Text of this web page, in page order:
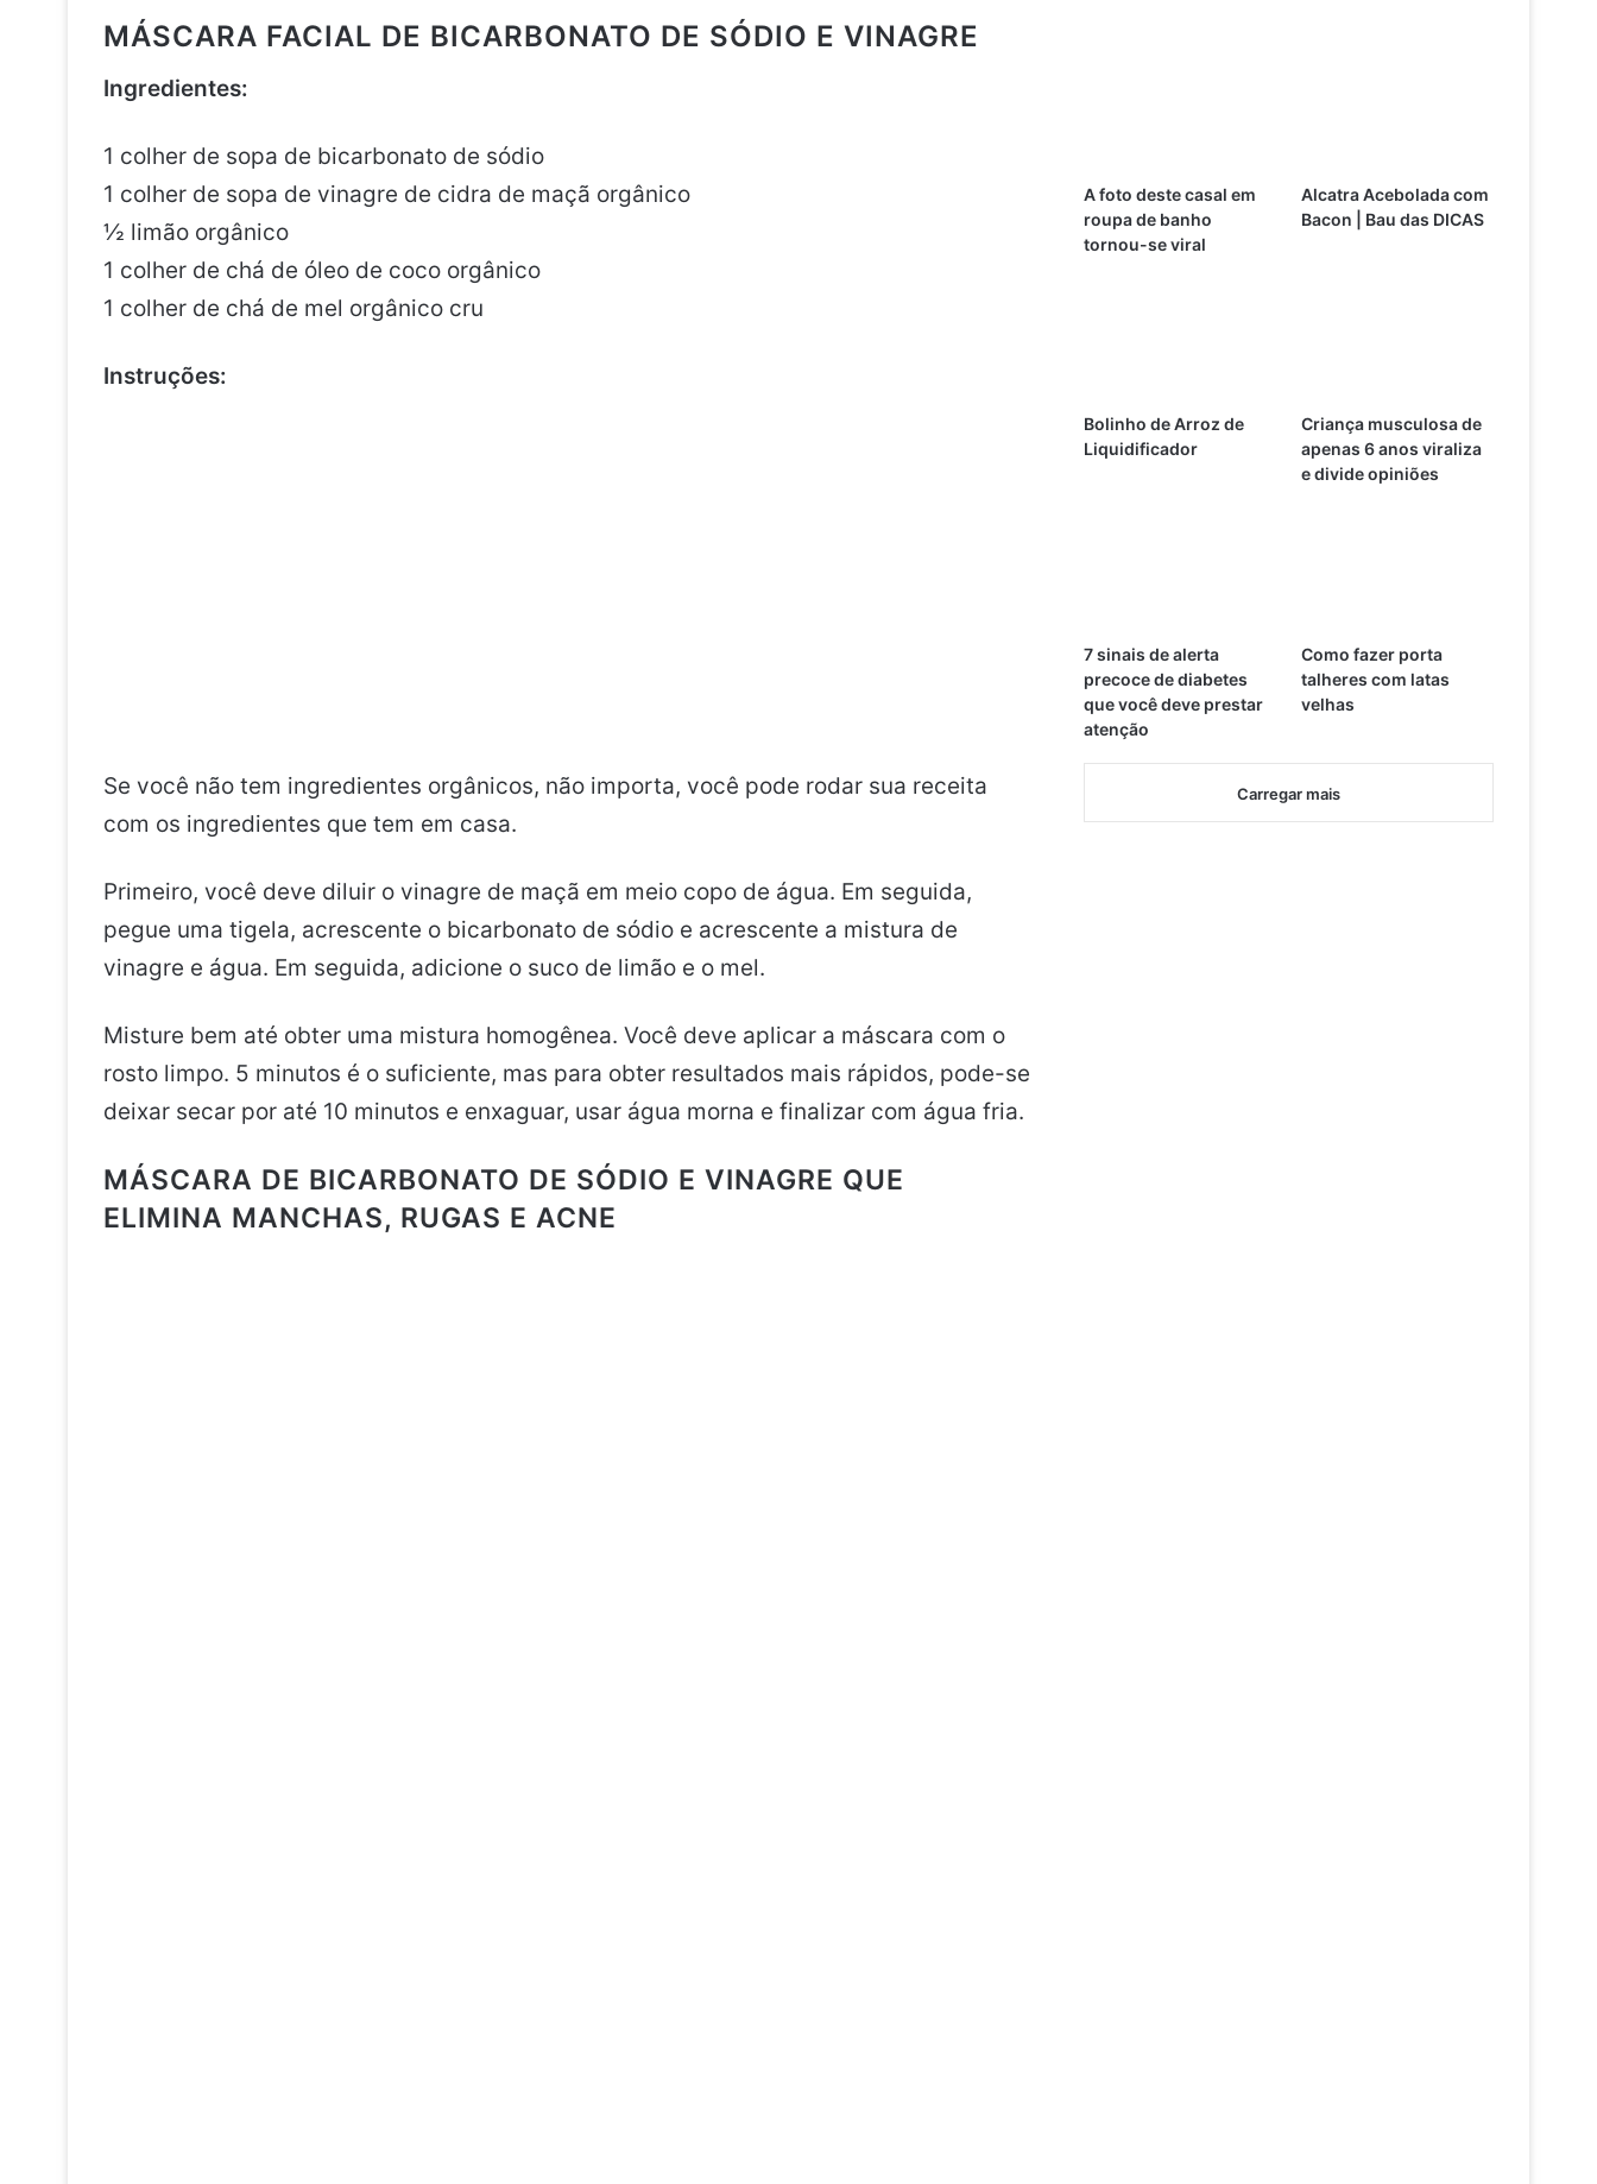
MÁSCARA FACIAL DE BICARBONATO DE SÓDIO E VINAGRE
Ingredientes:
1 colher de sopa de bicarbonato de sódio
1 colher de sopa de vinagre de cidra de maçã orgânico
½ limão orgânico
1 colher de chá de óleo de coco orgânico
1 colher de chá de mel orgânico cru
Instruções:
Se você não tem ingredientes orgânicos, não importa, você pode rodar sua receita
com os ingredientes que tem em casa.
Primeiro, você deve diluir o vinagre de maçã em meio copo de água. Em seguida,
pegue uma tigela, acrescente o bicarbonato de sódio e acrescente a mistura de
vinagre e água. Em seguida, adicione o suco de limão e o mel.
Misture bem até obter uma mistura homogênea. Você deve aplicar a máscara com o
rosto limpo. 5 minutos é o suficiente, mas para obter resultados mais rápidos, pode-se
deixar secar por até 10 minutos e enxaguar, usar água morna e finalizar com água fria.
MÁSCARA DE BICARBONATO DE SÓDIO E VINAGRE QUE
ELIMINA MANCHAS, RUGAS E ACNE
A foto deste casal em
roupa de banho
tornou-se viral
Alcatra Acebolada com
Bacon | Bau das DICAS
Bolinho de Arroz de
Liquidificador
Criança musculosa de
apenas 6 anos viraliza
e divide opiniões
7 sinais de alerta
precoce de diabetes
que você deve prestar
atenção
Como fazer porta
talheres com latas
velhas
Carregar mais